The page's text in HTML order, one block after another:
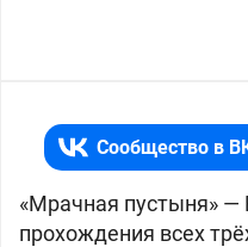
Сообщество в
«Мрачная пустыня» —
прохождения всех